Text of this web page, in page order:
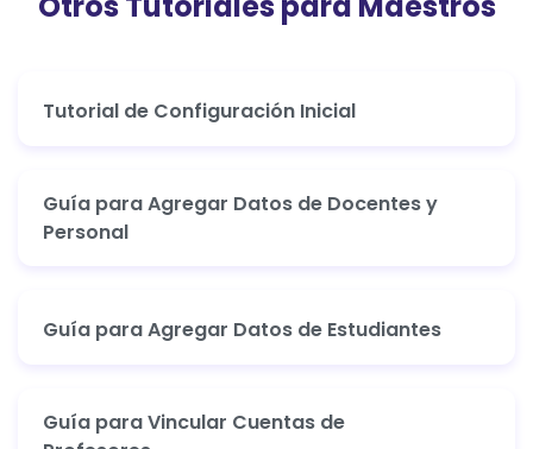
Tutorial de Configuración Inicial
Guía para Agregar Datos de Docentes y
Personal
Guía para Agregar Datos de Estudiantes
Guía para Vincular Cuentas de